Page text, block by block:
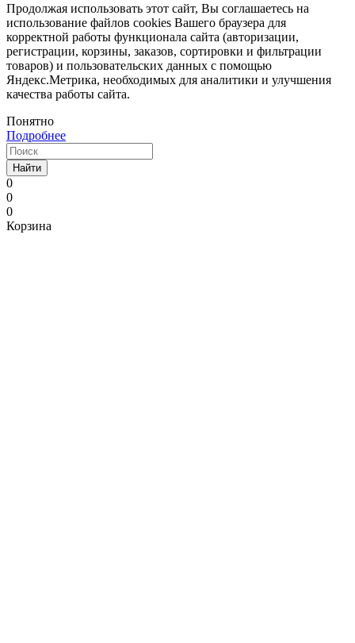
Продолжая использовать этот сайт, Вы соглашаетесь на
использование файлов cookies Вашего браузера для
корректной работы функционала сайта (авторизации,
регистрации, корзины, заказов, сортировки и фильтрации
товаров) и пользовательских данных с помощью
Яндекс.Метрика, необходимых для аналитики и улучшения
качества работы сайта.
Понятно
Подробнее
Найти
0
0
0
Корзина